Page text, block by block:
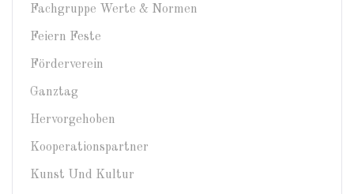
Fachgruppe Werte & Normen
Feiern Feste
Förderverein
Ganztag
Hervorgehoben
Kooperationspartner
Kunst Und Kultur